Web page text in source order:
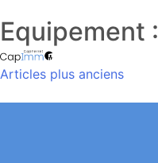
Equipement :
Navigation
des
Articles plus anciens